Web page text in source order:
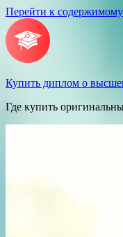
Перейти к содержимому
Купить диплом о
Где купить